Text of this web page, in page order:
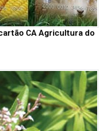
CA Agricultura do